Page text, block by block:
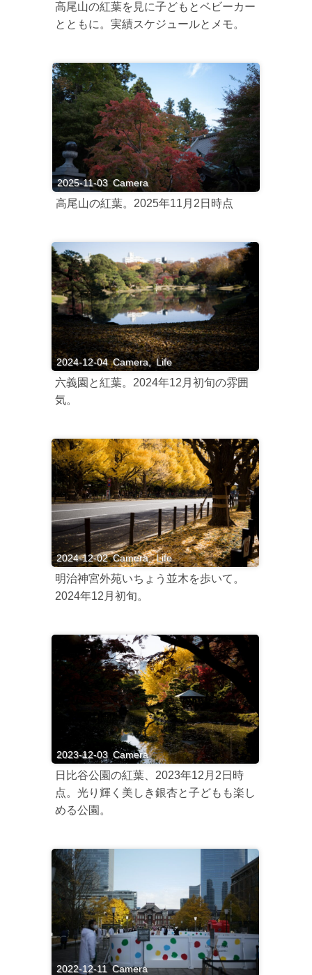
高尾山の紅葉を見に子どもとベビーカー
とともに。実績スケジュールとメモ。
2025-11-03 Camera
高尾山の紅葉。2025年11月2日時点
2024-12-04 Camera, Life
六義園と紅葉。2024年12月初旬の雰囲
気。
2024-12-02 Camera, Life
明治神宮外苑いちょう並木を歩いて。
2024年12月初旬。
2023-12-03 Camera
日比谷公園の紅葉、2023年12月2日時
点。光り輝く美しき銀杏と子どもも楽し
める公園。
2022-12-11 Camera